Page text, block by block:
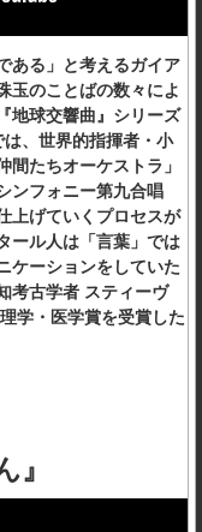
ある」と考えるガイア
玉のことばの数々によ
地球交響曲』シリーズ
、世界的指揮者・小
たちオーケストラ」
ンフォニー第九合唱
上げていくプロセスが
ール人は「言葉」では
ケーションをしていた
考古学者 スティーヴ
学・医学賞を受賞した
』